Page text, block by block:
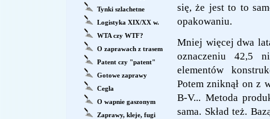
Tynki szlachetne
Logistyka XIX/XX w.
WTA czy WTF?
O zaprawach z trasem
Patent czy "patent"
Gotowe zaprawy
Cegła
O wapnie gaszonym
Zaprawy, kleje, fugi
się, że jest to to
opakowaniu.
Mniej więcej dwa
oznaczeniu 42,5
elementów
Potem zniknął on z
B-V... Metoda
sama. Skład też.